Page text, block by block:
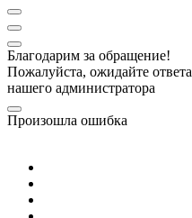
Благодарим за обращение!
Пожалуйста, ожидайте ответа
нашего администратора
Произошла ошибка